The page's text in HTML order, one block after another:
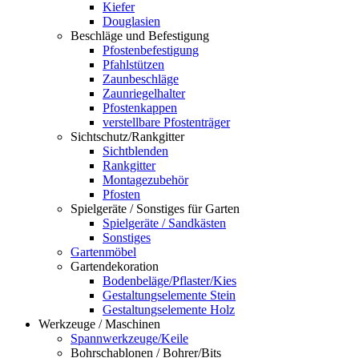
Kiefer
Douglasien
Beschläge und Befestigung
Pfostenbefestigung
Pfahlstützen
Zaunbeschläge
Zaunriegelhalter
Pfostenkappen
verstellbare Pfostenträger
Sichtschutz/Rankgitter
Sichtblenden
Rankgitter
Montagezubehör
Pfosten
Spielgeräte / Sonstiges für Garten
Spielgeräte / Sandkästen
Sonstiges
Gartenmöbel
Gartendekoration
Bodenbeläge/Pflaster/Kies
Gestaltungselemente Stein
Gestaltungselemente Holz
Werkzeuge / Maschinen
Spannwerkzeuge/Keile
Bohrschablonen / Bohrer/Bits